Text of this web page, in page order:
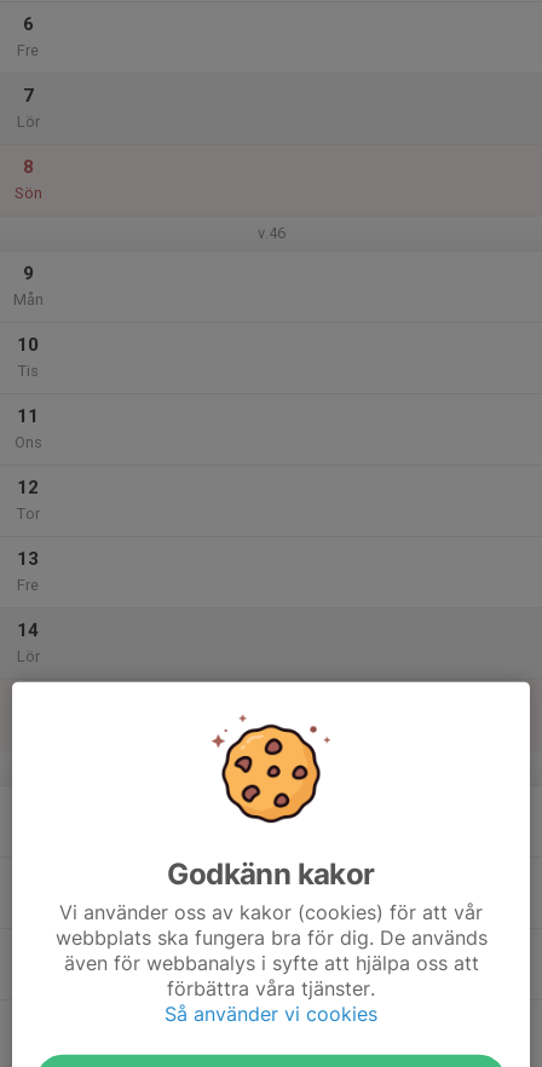
6
Fre
7
Lör
8
Sön
v.46
9
Mån
10
Tis
11
Ons
12
Tor
13
Fre
14
Lör
v.47
Godkänn kakor
Vi använder oss av kakor (cookies) för att vår
webbplats ska fungera bra för dig. De används
även för webbanalys i syfte att hjälpa oss att
förbättra våra tjänster.
Så använder vi cookies